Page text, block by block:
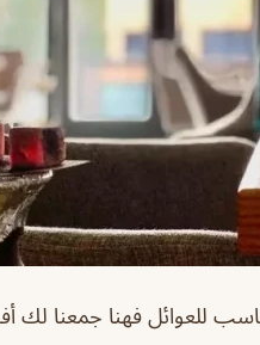
للعوائل فهنا جمعنا لك